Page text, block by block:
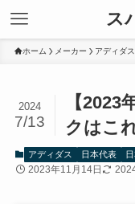
ス
ホーム メーカー アディダス
【2023
クはこ
2024
7/13
アディダス 日本代表
2023年11月14日